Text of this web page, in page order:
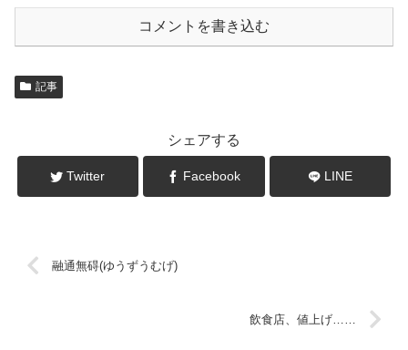
コメントを書き込む
記事
シェアする
Twitter Facebook LINE
融通無碍(ゆうずうむげ)
飲食店、値上げ……